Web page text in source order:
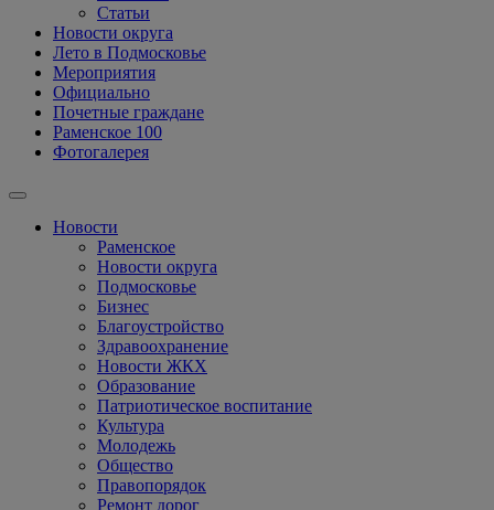
Статьи
Новости округа
Лето в Подмосковье
Мероприятия
Официально
Почетные граждане
Раменское 100
Фотогалерея
Новости
Раменское
Новости округа
Подмосковье
Бизнес
Благоустройство
Здравоохранение
Новости ЖКХ
Образование
Патриотическое воспитание
Культура
Молодежь
Общество
Правопорядок
Ремонт дорог